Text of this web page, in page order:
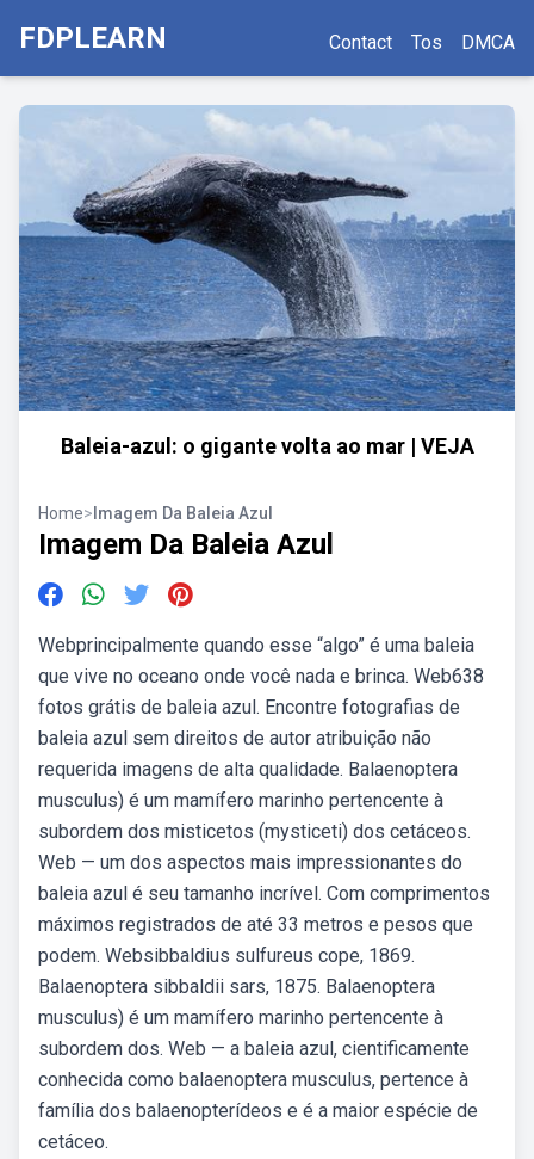
FDPLEARN Contact Tos DMCA
Baleia-azul: o gigante volta ao mar | VEJA
Home> Imagem Da Baleia Azul
Imagem Da Baleia Azul
Webprincipalmente quando esse “algo” é uma baleia
que vive no oceano onde você nada e brinca. Web638
fotos grátis de baleia azul. Encontre fotografias de
baleia azul sem direitos de autor atribuição não
requerida imagens de alta qualidade. Balaenoptera
musculus) é um mamífero marinho pertencente à
subordem dos misticetos (mysticeti) dos cetáceos.
Web — um dos aspectos mais impressionantes do
baleia azul é seu tamanho incrível. Com comprimentos
máximos registrados de até 33 metros e pesos que
podem. Websibbaldius sulfureus cope, 1869.
Balaenoptera sibbaldii sars, 1875. Balaenoptera
musculus) é um mamífero marinho pertencente à
subordem dos. Web — a baleia azul, cientificamente
conhecida como balaenoptera musculus, pertence à
família dos balaenopterídeos e é a maior espécie de
cetáceo.